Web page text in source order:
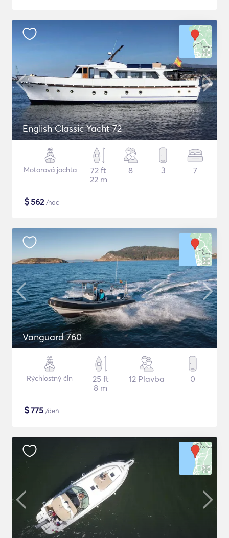
English Classic Yacht 72
Motorová jachta
72 ft
22 m
8 3 7
$562/noc
Vanguard 760
Rýchlostný čln
25 ft
8 m
12 Plavba 0
$775 /deň